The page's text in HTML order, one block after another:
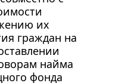
их
граждан на
найма
фонда